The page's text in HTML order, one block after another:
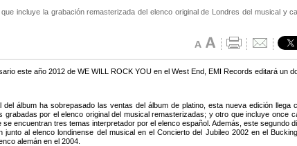
incluye la grabación remasterizada del elenco original de Londres del musical y
este año 2012 de WE WILL ROCK YOU en el West End, EMI Records editará un
del álbum ha sobrepasado las ventas del álbum de platino, esta nueva edición
grabadas por el elenco original del musical remasterizadas; y otro que incluye once
encuentran tres temas interpretador por el elenco español. Además, este segundo
junto al elenco londinense del musical en el Concierto del Jubileo 2002 en el
alemán en el 2004.